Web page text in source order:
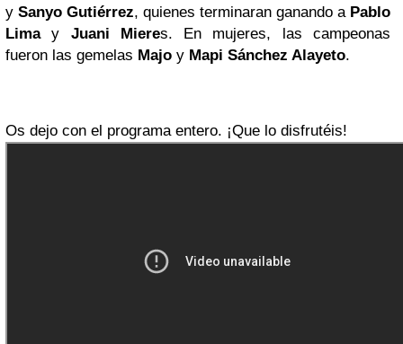
y Sanyo Gutiérrez, quienes terminaran ganando a Pablo
Limay Juani Mieres. En mujeres, las campeonas
fueron las gemelas Majo y Mapi Sánchez Alayeto.
Os dejo con el programa entero. ¡Que lo disfrutéis!